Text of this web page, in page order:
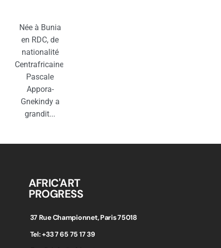
Née à Bunia
en RDC, de
nationalité
Centrafricaine,
Pascale
Appora-
Gnekindy a
grandit...
AFRIC'ART
PROGRESS
37 Rue Championnet, Paris 75018
Tel: +33 7 65 75 17 39